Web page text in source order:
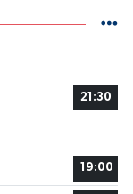
21:30
19:00